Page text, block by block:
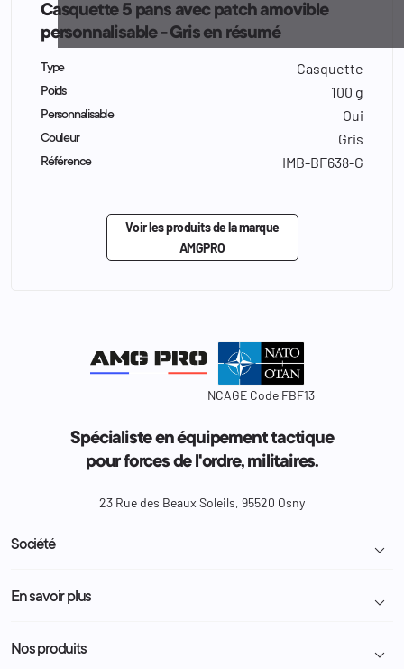
Casquette 5 pans avec patch amovible
personnalisable - Gris en résumé
Type Casquette
Poids 100 g
Personnalisable Oui
Couleur Gris
Référence IMB-BF638-G
Voir les produits de la marque
AMGPRO
NCAGE Code FBF13
Spécialiste en équipement tactique
pour forces de l'ordre, militaires.
23 Rue des Beaux Soleils, 95520 Osny
Société 
Livraison et retour colis
Demande de devis
En savoir plus 
Programme Fidélité
Nos produits 